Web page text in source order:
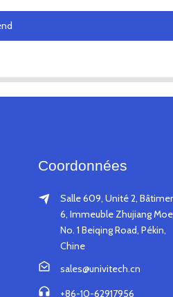
Coordonnées
Salle 609, Unité 2,
6, Immeuble Zhujiang
No. 1 Beiqing Road, Pékin,
Chine
sales@univitech.cn
+86-10-62917956